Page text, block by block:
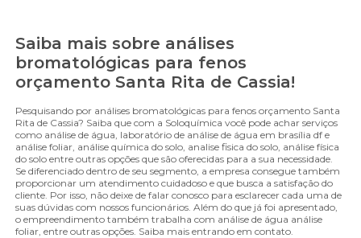
Saiba mais sobre análises
bromatológicas para fenos
orçamento Santa Rita de Cassia!
Pesquisando por análises bromatológicas para fenos orçamento Santa
Rita de Cassia? Saiba que com a Soloquímica você pode achar serviços
como análise de água, laboratório de análise de água em brasília df e
análise foliar, análise química do solo, analise fisica do solo, análise física
do solo entre outras opções que são oferecidas para a sua necessidade.
Se diferenciado dentro de seu segmento, a empresa consegue também
proporcionar um atendimento cuidadoso e que busca a satisfação do
cliente. Por isso, não deixe de falar conosco para esclarecer cada uma de
suas dúvidas com nossos funcionários. Além do que já foi apresentado,
o empreendimento também trabalha com análise de água análise
foliar, entre outras opções. Saiba mais entrando em contato.